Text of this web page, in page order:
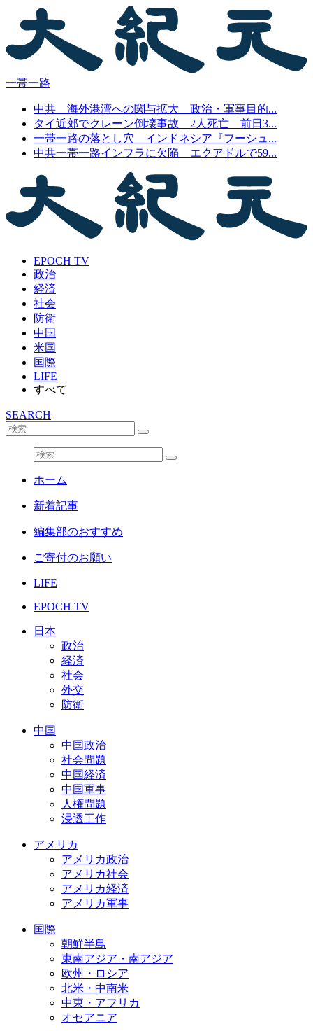
一帯一路
中共 海外港湾への関与拡大 政治・軍事目的...
タイ近郊でクレーン倒壊事故 2人死亡 前日3...
一帯一路の落とし穴 インドネシア『フーシュ...
中共一帯一路インフラに欠陥 エクアドルで59...
EPOCH TV
政治
経済
社会
防衛
中国
米国
国際
LIFE
すべて
SEARCH
ホーム
新着記事
編集部のおすすめ
ご寄付のお願い
LIFE
EPOCH TV
日本
政治
経済
社会
外交
防衛
中国
中国政治
社会問題
中国経済
中国軍事
人権問題
浸透工作
アメリカ
アメリカ政治
アメリカ社会
アメリカ経済
アメリカ軍事
国際
朝鮮半島
東南アジア・南アジア
欧州・ロシア
北米・中南米
中東・アフリカ
オセアニア